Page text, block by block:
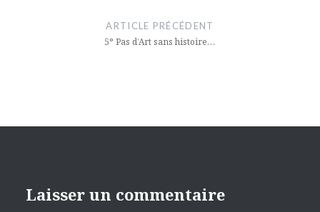
ARTICLE PRÉCÉDENT
5° Pas d’Art sans histoire…
Laisser un commentaire